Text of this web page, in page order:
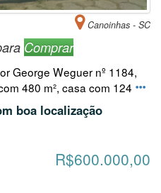
Canoinhas - SC
Comprar
George Weguer nº 1184,
480 m², casa com 124
boa localização
R$600.000,00